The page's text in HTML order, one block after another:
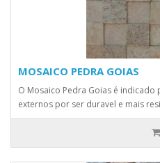
MOSAICO PEDRA GOIAS
O Mosaico Pedra Goias é
externos por ser duravel e mais